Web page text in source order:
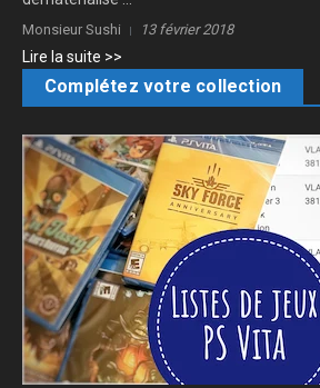
Monsieur Sushi 13 février 2018
Lire la suite >>
Complétez votre collection